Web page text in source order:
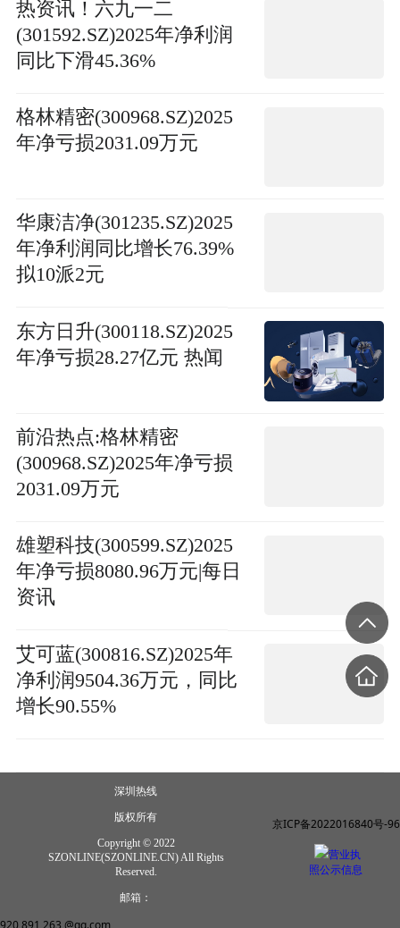
热资讯！六九一二
(301592.SZ)2025年净利润
同比下滑45.36%
格林精密(300968.SZ)2025
年净亏损2031.09万元
华康洁净(301235.SZ)2025
年净利润同比增长76.39%
拟10派2元
东方日升(300118.SZ)2025
年净亏损28.27亿元 热闻
前沿热点:格林精密
(300968.SZ)2025年净亏损
2031.09万元
雄塑科技(300599.SZ)2025
年净亏损8080.96万元|每日
资讯
艾可蓝(300816.SZ)2025年
净利润9504.36万元，同比
增长90.55%
深圳热线
版权所有
Copyright © 2022
SZONLINE(SZONLINE.CN) All Rights
Reserved.
邮箱：
920 891 263 @qq.com
京ICP备2022016840号-96
营业执
照公示信息